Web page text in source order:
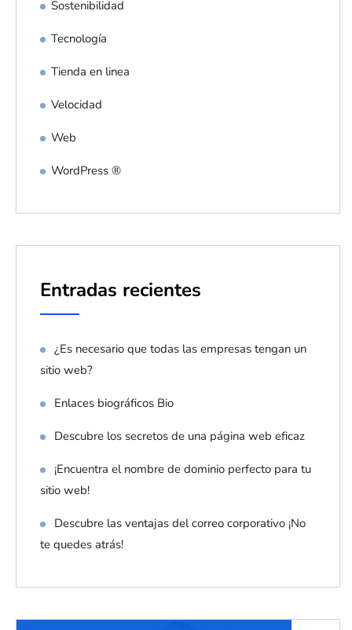
Sostenibilidad
Tecnología
Tienda en linea
Velocidad
Web
WordPress ®
Entradas recientes
¿Es necesario que todas las empresas tengan un
sitio web?
Enlaces biográficos Bio
Descubre los secretos de una página web eficaz
¡Encuentra el nombre de dominio perfecto para tu
sitio web!
Descubre las ventajas del correo corporativo ¡No
te quedes atrás!